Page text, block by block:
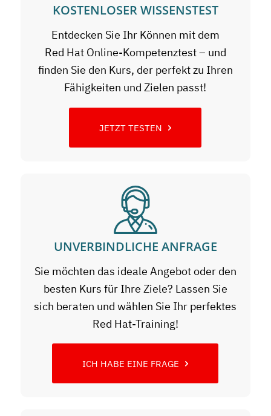
KOSTENLOSER WISSENSTEST
Entdecken Sie Ihr Können mit dem
Red Hat Online-Kompetenztest – und
finden Sie den Kurs, der perfekt zu Ihren
Fähigkeiten und Zielen passt!
JETZT TESTEN
UNVERBINDLICHE ANFRAGE
Sie möchten das ideale Angebot oder den
besten Kurs für Ihre Ziele? Lassen Sie
sich beraten und wählen Sie Ihr perfektes
Red Hat-Training!
ICH HABE EINE FRAGE